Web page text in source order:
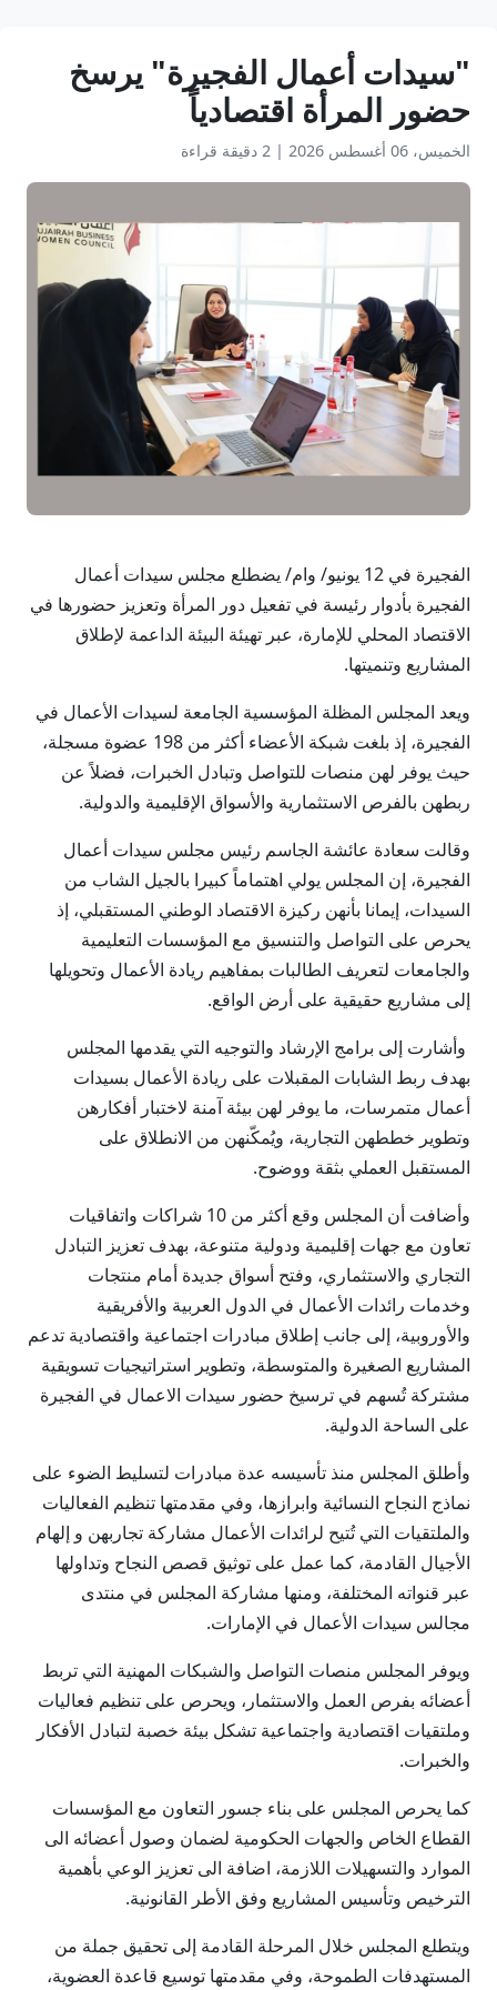
"سيدات أعمال الفجيرة" يرسخ
حضور المرأة اقتصادياً
الخميس، 06 أغسطس 2026 | 2 دقيقة قراءة
الفجيرة في 12 يونيو/ وام/ يضطلع مجلس سيدات أعمال
الفجيرة بأدوار رئيسة في تفعيل دور المرأة وتعزيز حضورها في
الاقتصاد المحلي للإمارة، عبر تهيئة البيئة الداعمة لإطلاق
المشاريع وتنميتها.
ويعد المجلس المظلة المؤسسية الجامعة لسيدات الأعمال في
الفجيرة، إذ بلغت شبكة الأعضاء أكثر من 198 عضوة مسجلة،
حيث يوفر لهن منصات للتواصل وتبادل الخبرات، فضلاً عن
ربطهن بالفرص الاستثمارية والأسواق الإقليمية والدولية.
وقالت سعادة عائشة الجاسم رئيس مجلس سيدات أعمال
الفجيرة، إن المجلس يولي اهتماماً كبيرا بالجيل الشاب من
السيدات، إيمانا بأنهن ركيزة الاقتصاد الوطني المستقبلي، إذ
يحرص على التواصل والتنسيق مع المؤسسات التعليمية
والجامعات لتعريف الطالبات بمفاهيم ريادة الأعمال وتحويلها
إلى مشاريع حقيقية على أرض الواقع.
وأشارت إلى برامج الإرشاد والتوجيه التي يقدمها المجلس
بهدف ربط الشابات المقبلات على ريادة الأعمال بسيدات
أعمال متمرسات، ما يوفر لهن بيئة آمنة لاختبار أفكارهن
وتطوير خططهن التجارية، ويُمكّنهن من الانطلاق على
المستقبل العملي بثقة ووضوح.
وأضافت أن المجلس وقع أكثر من 10 شراكات واتفاقيات
تعاون مع جهات إقليمية ودولية متنوعة، بهدف تعزيز التبادل
التجاري والاستثماري، وفتح أسواق جديدة أمام منتجات
وخدمات رائدات الأعمال في الدول العربية والأفريقية
والأوروبية، إلى جانب إطلاق مبادرات اجتماعية واقتصادية تدعم
المشاريع الصغيرة والمتوسطة، وتطوير استراتيجيات تسويقية
مشتركة تُسهم في ترسيخ حضور سيدات الاعمال في الفجيرة
على الساحة الدولية.
وأطلق المجلس منذ تأسيسه عدة مبادرات لتسليط الضوء على
نماذج النجاح النسائية وابرازها، وفي مقدمتها تنظيم الفعاليات
والملتقيات التي تُتيح لرائدات الأعمال مشاركة تجاربهن و إلهام
الأجيال القادمة، كما عمل على توثيق قصص النجاح وتداولها
عبر قنواته المختلفة، ومنها مشاركة المجلس في منتدى
مجالس سيدات الأعمال في الإمارات.
ويوفر المجلس منصات التواصل والشبكات المهنية التي تربط
أعضائه بفرص العمل والاستثمار، ويحرص على تنظيم فعاليات
وملتقيات اقتصادية واجتماعية تشكل بيئة خصبة لتبادل الأفكار
والخبرات.
كما يحرص المجلس على بناء جسور التعاون مع المؤسسات
القطاع الخاص والجهات الحكومية لضمان وصول أعضائه الى
الموارد والتسهيلات اللازمة، اضافة الى تعزيز الوعي بأهمية
الترخيص وتأسيس المشاريع وفق الأطر القانونية.
ويتطلع المجلس خلال المرحلة القادمة إلى تحقيق جملة من
المستهدفات الطموحة، وفي مقدمتها توسيع قاعدة العضوية،